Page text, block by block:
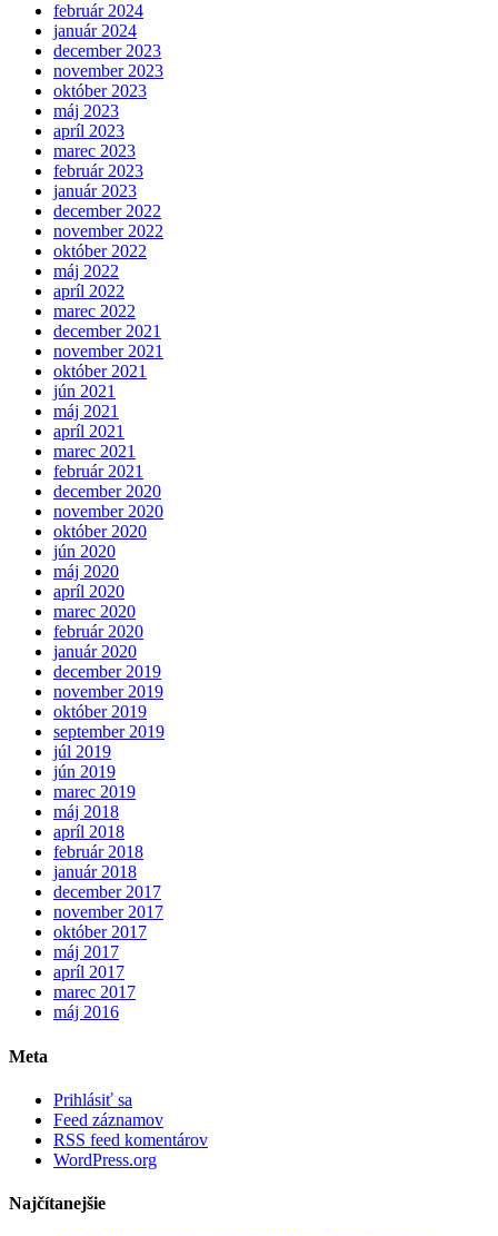
február 2024
január 2024
december 2023
november 2023
október 2023
máj 2023
apríl 2023
marec 2023
február 2023
január 2023
december 2022
november 2022
október 2022
máj 2022
apríl 2022
marec 2022
december 2021
november 2021
október 2021
jún 2021
máj 2021
apríl 2021
marec 2021
február 2021
december 2020
november 2020
október 2020
jún 2020
máj 2020
apríl 2020
marec 2020
február 2020
január 2020
december 2019
november 2019
október 2019
september 2019
júl 2019
jún 2019
marec 2019
máj 2018
apríl 2018
február 2018
január 2018
december 2017
november 2017
október 2017
máj 2017
apríl 2017
marec 2017
máj 2016
Meta
Prihlásiť sa
Feed záznamov
RSS feed komentárov
WordPress.org
Najčítanejšie